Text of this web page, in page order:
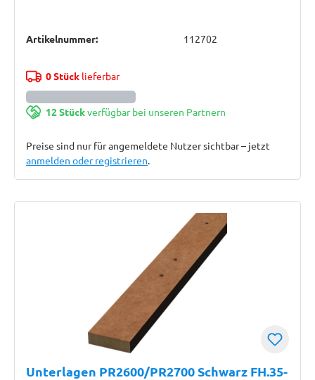
Artikelnummer: 112702
0 Stücklieferbar
12 Stückverfügbar bei unseren Partnern
Preise sind nur für angemeldete Nutzer sichtbar – jetzt
anmelden oder registrieren.
Unterlagen PR2600/PR2700 Schwarz FH.35-